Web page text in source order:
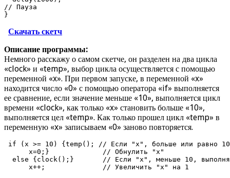
// Пауза
}
Скачать скетч
Описание программы:
Немного расскажу о самом скетче, он разделен на два цикла
«clock» и «temp», выбор цикла осуществляется с помощью
переменной «x». При первом запуске, в переменной «x»
находится число «0» с помощью оператора «if» выполняется
ее сравнение, если значение меньше «10», выполняется цикл
времени «clock», как только «x» становить больше «10»,
выполняется цел «temp». Как только прошел цикл «temp» в
переменную «x» записываем «0» заново повторяется.
if (x >= 10) {temp(); // Если "x", больше или равно 10,
      x=0;}             // Обнулить "x"
else {clock();}       // Если "x", меньше 10,
      x++;              // Увеличить "x" на 1